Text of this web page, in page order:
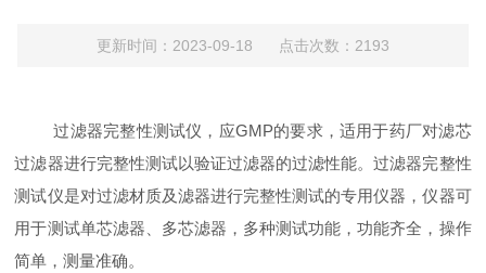
更新时间：2023-09-18 点击次数：2193
过滤器完整性测试仪，应GMP的要求，适用于药厂对滤芯
过滤器进行完整性测试以验证过滤器的过滤性能。过滤器完整性
测试仪是对过滤材质及滤器进行完整性测试的专用仪器，仪器可
用于测试单芯滤器、多芯滤器，多种测试功能，功能齐全，操作
简单，测量准确。